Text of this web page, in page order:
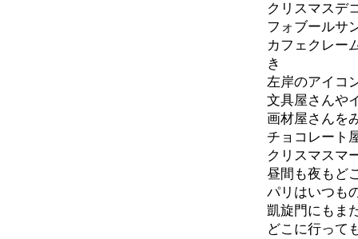
クリスマスデ
フォブールサ
カフェクレー
き
左岸のアイコ
文具屋さんや
画材屋さんを
チョコレート
クリスマスマ
昼間も夜もど
パリはいつも
凱旋門にもま
どこに行って